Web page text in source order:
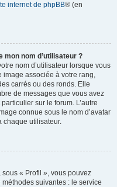
internet de phpBB® (en
mon nom d’utilisateur ?
nom d’utilisateur lorsque vous
image associée à votre rang,
carrés ou des ronds. Elle
de messages que vous avez
sur le forum. L’autre
connue sous le nom d’avatar
chaque utilisateur.
« Profil », vous pouvez
suivantes : le service